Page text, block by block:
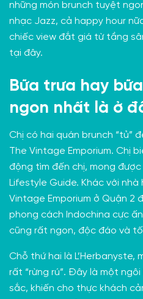
những món brunch tuyệt
nhạc Jazz, cả happy hour
chiếc view đắt giá từ tầng
tại đây.
Bữa trưa hay
ngon nhất là ở
Chị có hai quán brunch “tủ”
The Vintage Emporium. Chị
động tìm đến chị, mong
Lifestyle Guide. Khác với nhà
Vintage Emporium ở Quận 2
phong cách Indochina cực
cũng rất ngon, độc đáo và
Chỗ thứ hai là L’Herbanyste,
rất “rừng rú”. Đây là một
sắc, khiến cho thực khách